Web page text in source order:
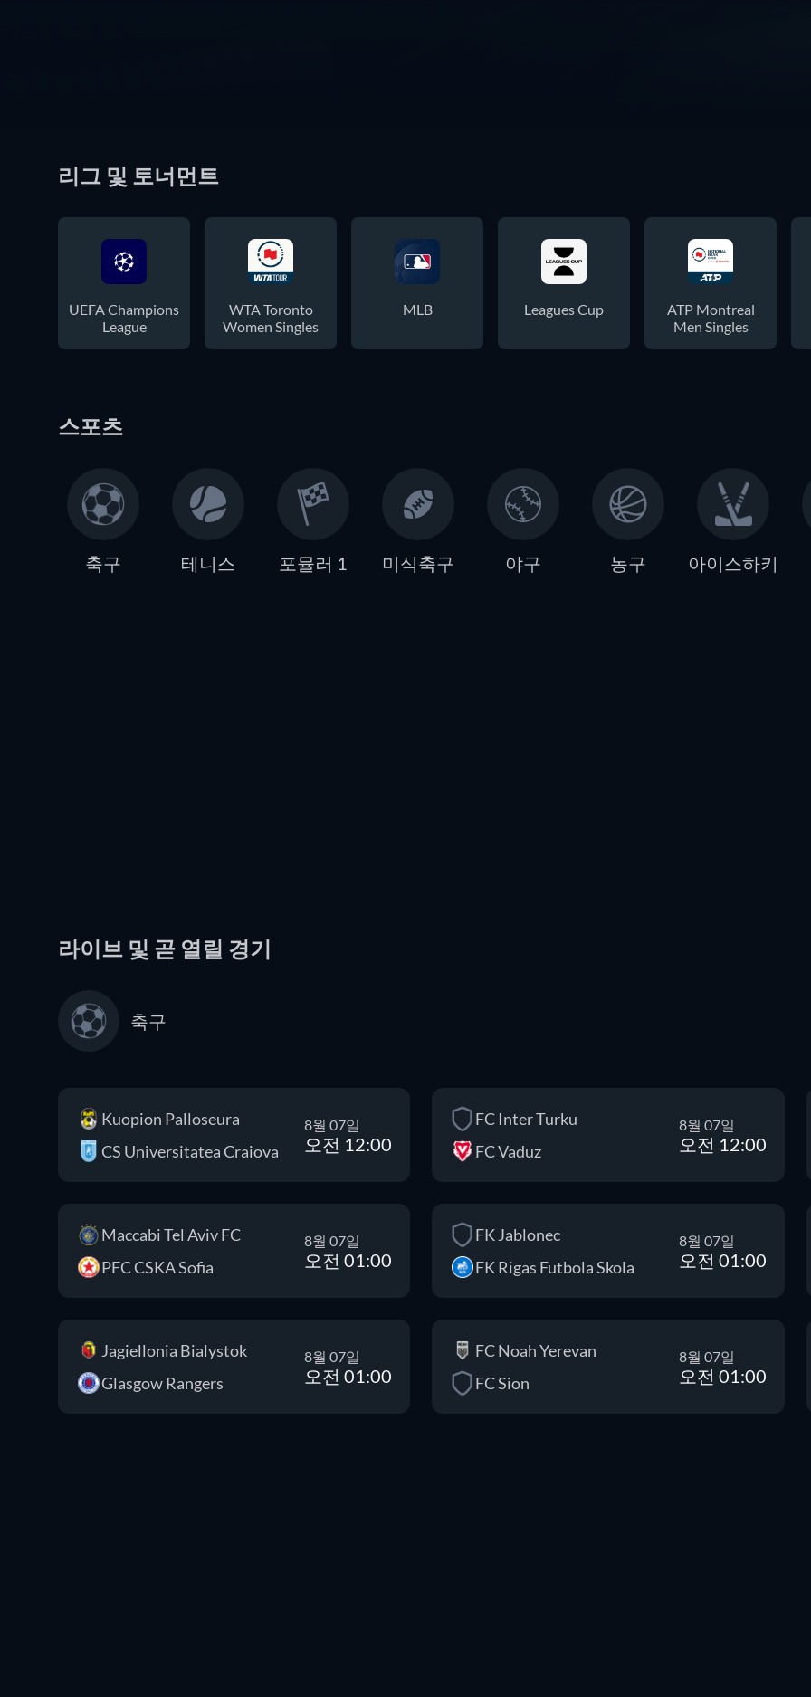
리그 및 토너먼트
UEFA Champions
League
WTA Toronto
Women Singles
MLB Leagues Cup
ATP Montreal
Men Singles
스포츠
축구 테니스 포뮬러 1 미식축구 야구 농구 아이스하키
라이브 및 곧 열릴 경기
축구
Kuopion Palloseura
CS Universitatea Craiova
8월 07일
오전 12:00
FC Inter Turku
FC Vaduz
8월 07일
오전 12:00
Maccabi Tel Aviv FC
PFC CSKA Sofia
8월 07일
오전 01:00
FK Jablonec
FK Rigas Futbola Skola
8월 07일
오전 01:00
Jagiellonia Bialystok
Glasgow Rangers
8월 07일
오전 01:00
FC Noah Yerevan
FC Sion
8월 07일
오전 01:00